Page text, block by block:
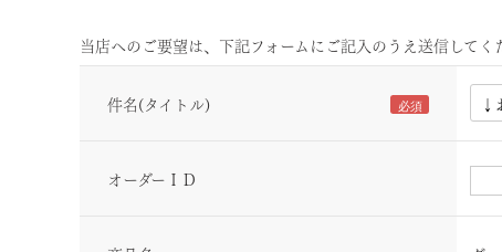
当店へのご要望は、下記フォームにご記入のうえ送信してく
件名(タイトル)
オーダーＩＤ